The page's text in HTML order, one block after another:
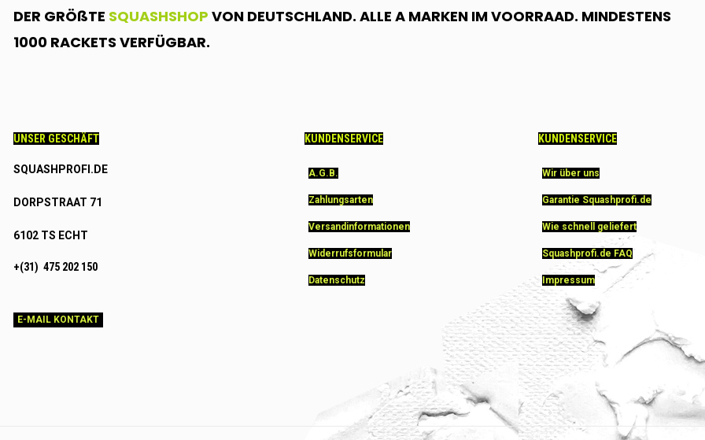
DER GRÖßTE SQUASHSHOP VON DEUTSCHLAND. ALLE A MARKEN IM VOORRAAD. MINDESTENS
1000 RACKETS VERFÜGBAR.
UNSER GESCHÄFT
SQUASHPROFI.DE
DORPSTRAAT 71
6102 TS ECHT
+(31) 475 202 150
E-MAIL KONTAKT
KUNDENSERVICE
A.G.B.
Zahlungsarten
Versandinformationen
Widerrufsformular
Datenschutz
KUNDENSERVICE
Wir über uns
Garantie Squashprofi.de
Wie schnell geliefert
Squashprofi.de FAQ
Impressum